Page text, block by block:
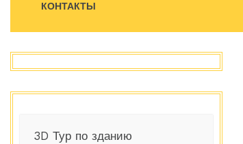
КОНТАКТЫ
3D Тур по зданию